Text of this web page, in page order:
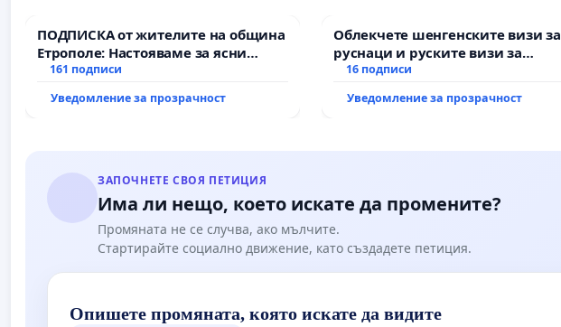
ПОДПИСКА от жителите на община
Етрополе: Настояваме за ясни
гаранции от “Елаците-МЕД” АД и от
всички екологични норми!
161 подписи
Уведомление за прозрачност
Облекчете шенгенските визи за
руснаци и руските визи за
българи
16 подписи
Уведомление за прозрачност
ЗАПОЧНЕТЕ СВОЯ ПЕТИЦИЯ
Има ли нещо, което искате да промените?
Промяната не се случва, ако мълчите.
Стартирайте социално движение, като създадете петиция.
Опишете промяната, която искате да видите